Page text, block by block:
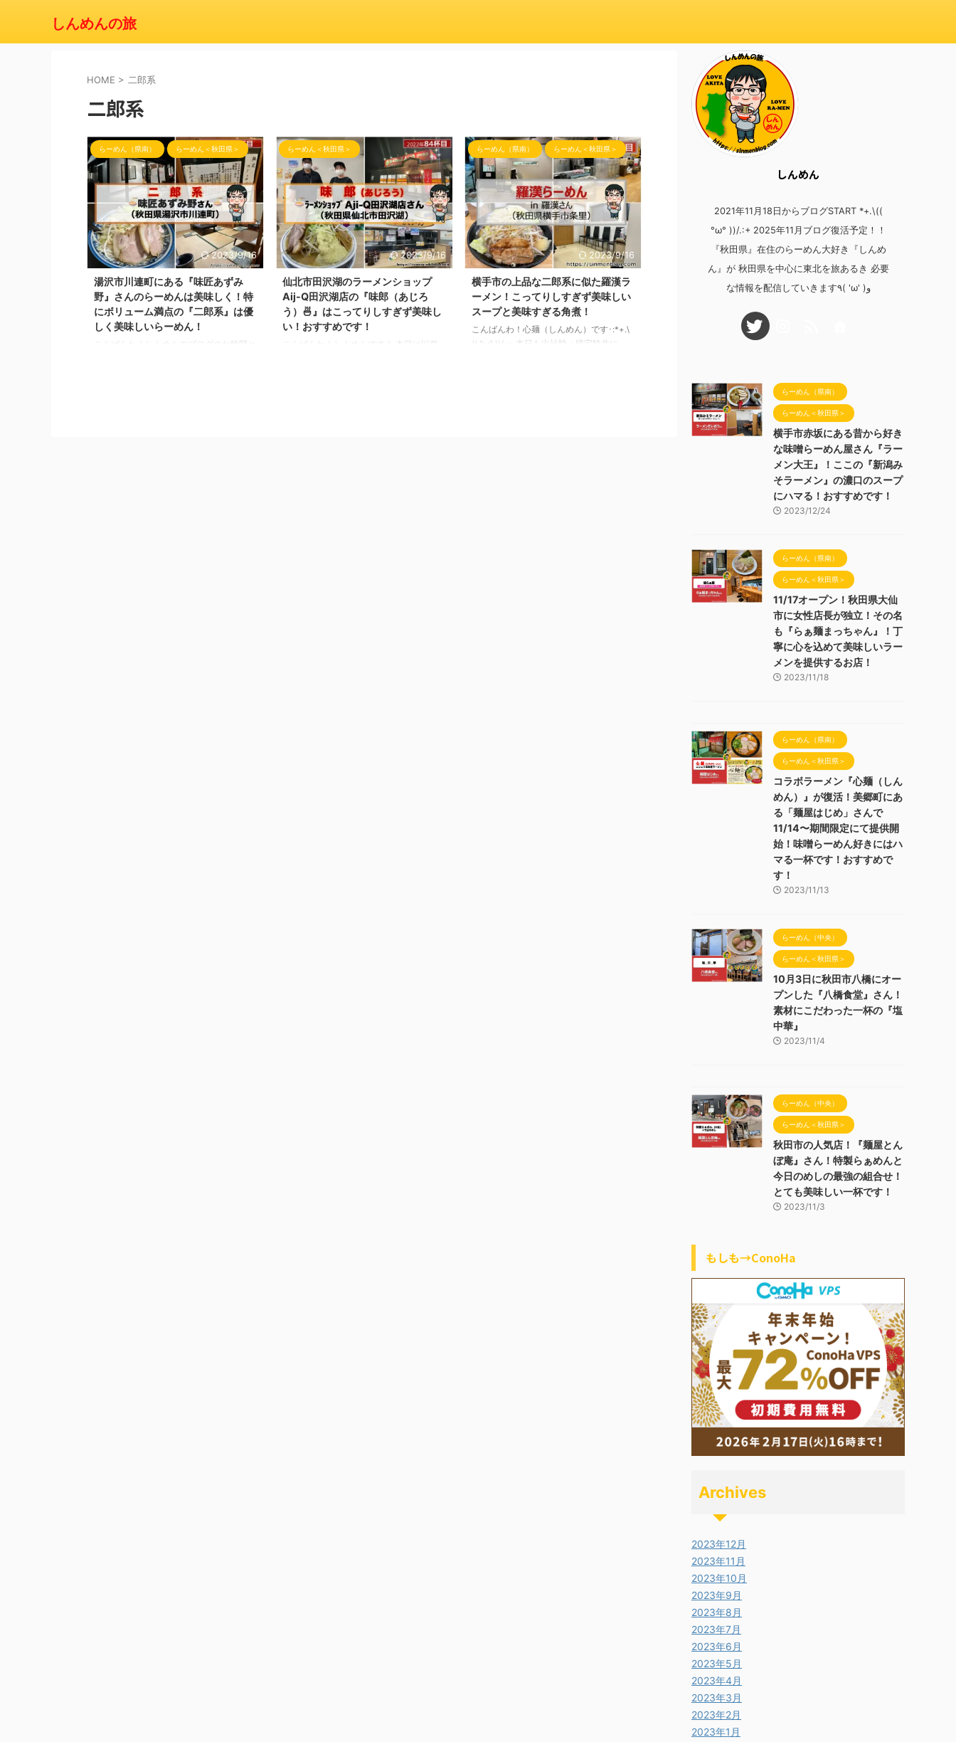
しんめんの旅
HOME > 二郎系
二郎系
らーめん（県南） らーめん＜秋田県＞
2023/9/16
湯沢市川連町にある『味匠あずみ
野』さんのらーめんは美味しく！特
にボリューム満点の『二郎系』は優
しく美味しいらーめん！
こんばんわ！しんめんのブログのお時間と
らーめん＜秋田県＞
2023/9/16
仙北市田沢湖のラーメンショップ
Aij-Q田沢湖店の『味郎（あじろ
う）🍜』はこってりしすぎず美味し
い！おすすめです！
こんばんわ！しんめんです！ 本日は以前
らーめん（県南） らーめん＜秋田県＞
2023/9/16
横手市の上品な二郎系に似た羅漢ラ
ーメン！こってりしすぎず美味しい
スープと美味すぎる角煮！
こんばんわ！心麺（しんめん）です･:*+.\
(( °ω° ))/.:+ 本日も出社時・帰宅時共に、
しんめん
2021年11月18日からブログSTART *+.\((
°ω° ))/.:+ 2025年11月ブログ復活予定！！
『秋田県』在住のらーめん大好き『しんめ
ん』が 秋田県を中心に東北を旅あるき 必要
な情報を配信していきます٩( 'ω' )و
らーめん（県南）
らーめん＜秋田県＞
横手市赤坂にある昔から好き
な味噌らーめん屋さん『ラー
メン大王』！ここの『新潟み
そラーメン』の濃口のスープ
にハマる！おすすめです！
2023/12/24
らーめん（県南）
らーめん＜秋田県＞
11/17オープン！秋田県大仙
市に女性店長が独立！その名
も『らぁ麺まっちゃん』！丁
寧に心を込めて美味しいラー
メンを提供するお店！
2023/11/18
らーめん（県南）
らーめん＜秋田県＞
コラボラーメン『心麺（しん
めん）』が復活！美郷町にあ
る「麺屋はじめ」さんで
11/14〜期間限定にて提供開
始！味噌らーめん好きにはハ
マる一杯です！おすすめで
す！
2023/11/13
らーめん（中央）
らーめん＜秋田県＞
10月3日に秋田市八橋にオー
プンした『八橋食堂』さん！
素材にこだわった一杯の『塩
中華』
2023/11/4
らーめん（中央）
らーめん＜秋田県＞
秋田市の人気店！『麺屋とん
ぼ庵』さん！特製らぁめんと
今日のめしの最強の組合せ！
とても美味しい一杯です！
2023/11/3
もしも→ConoHa
Archives
2023年12月
2023年11月
2023年10月
2023年9月
2023年8月
2023年7月
2023年6月
2023年5月
2023年4月
2023年3月
2023年2月
2023年1月